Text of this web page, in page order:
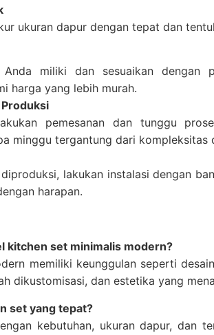
ukuran dapur dengan tepat dan
Anda miliki dan sesuaikan
harga yang lebih murah.
pemesanan dan tunggu
minggu tergantung dari kompleksitas
lakukan instalasi dengan
harapan.
kitchen set minimalis modern?
memiliki keunggulan seperti
dikustomisasi, dan estetika yang
set yang tepat?
kebutuhan, ukuran dapur, dan